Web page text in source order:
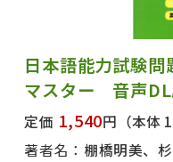
日本語能力試験
マスター 音声
定価 1,540円 （本体
著者名： 棚橋明美、